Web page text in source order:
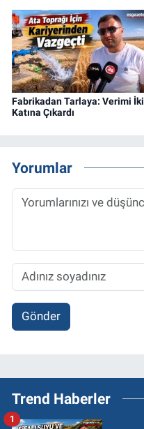
Fabrikadan Tarlaya: Verimi İki
Katına Çıkardı
Yorumlar
Gönder
Trend Haberler
1